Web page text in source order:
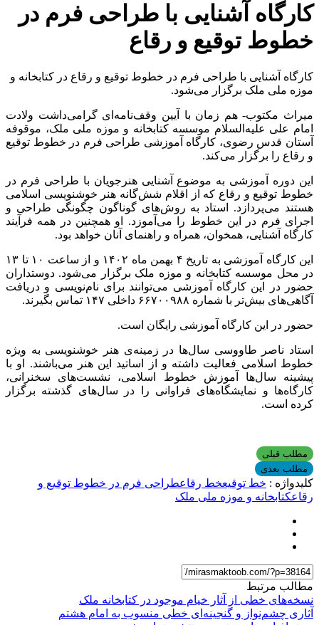
کارگاه آشنایی با طراحی فرم در
خطوط توقیع و رقاع
کارگاه آشنایی با طراحی فرم در خطوط توقیع و رقاع در کتابخانه و
موزه ملی ملک برگزار می‌شود.
میراث مکتوب- هم زمان با آیین وقف‌نامه‌‌ای گرامی‌داشت ولادت
امام علی علیه‌السلام موسسه کتابخانه و موزه ملی ملک، موقوفه
آستان قدس رضوی، کارگاه آموزشی طراحی فرم در خطوط توقیع
و رقاع را برگزار می‌کند.
این دوره آموزشی به موضوع آشنایی هنرجویان با طراحی فرم در
خطوط توقیع و رقاع که از اقلام شش‌گانه هنر خوشنویسی اسلامی
هستند می‌پردازد. استاد به روش‌های گوناگون چگونگی طراحی و
اجرای فرم در این خطوط را می‌آموزد. او همچنین در همه فرآیند
کارگاه آشنایی، همخوان، همراه و راهنمای آنان خواهد بود.
این کارگاه آموزشی به تاریخ ۴ بهمن ماه ۱۴۰۲ و از ساعت ۱۰ تا ۱۳
در محل موسسه کتابخانه و موزه ملک برگزار می‌شود. دوستداران
حضور در این کارگاه آموزشی می‌توانند برای نام‌نویسی و دریافت
آگاهی‌های بیش‌تر با شماره ۶۶۷۰۰۹۸۸ داخلی ۱۴۷ تماس بگیرند.
حضور در این کارگاه آموزشی رایگان است.
استاد ناصر طاووسی سال‌ها در زمینه‌ی هنر خوشنویسی به ویژه
خطوط اسلامی فعالیت داشته و از اساتید این هنر می‌باشند. او با
پیشینه سال‌ها آموزش خطوط اسلامی، نشست‌های سخنرانی،
کارگاه‌ها و نمایشگاه‌های فراوانی را در سال‌های گذشته برگزار
کرده است.
مطلب قبلی
مطلب بعدی
کلیدواژه : خط توقیعخط رقاعطراحی فرم در خطوط توقیع و
رقاعکتابخانه و موزه ملی ملک
مطالب مرتبط
نسخه‌های خطی از آثار خیام موجود در کتابخانه ملک
آثاری چشم‌نواز و گنجینه‌ای خطی منسوب به امام هشتم